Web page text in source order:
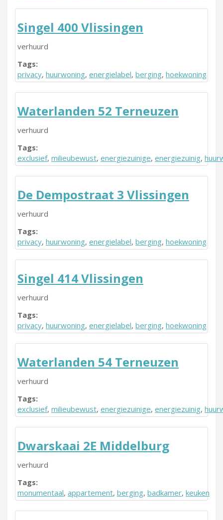
Singel 400 Vlissingen
verhuurd
Tags:
privacy, huurwoning, energielabel, berging, hoekwoning
Waterlanden 52 Terneuzen
verhuurd
Tags:
exclusief, milieubewust, energiezuinige, energiezuinig,
De Dempostraat 3 Vlissingen
verhuurd
Tags:
privacy, huurwoning, energielabel, berging, hoekwoning
Singel 414 Vlissingen
verhuurd
Tags:
privacy, huurwoning, energielabel, berging, hoekwoning
Waterlanden 54 Terneuzen
verhuurd
Tags:
exclusief, milieubewust, energiezuinige, energiezuinig,
Dwarskaai 2E Middelburg
verhuurd
Tags:
monumentaal, appartement, berging, badkamer, keuken